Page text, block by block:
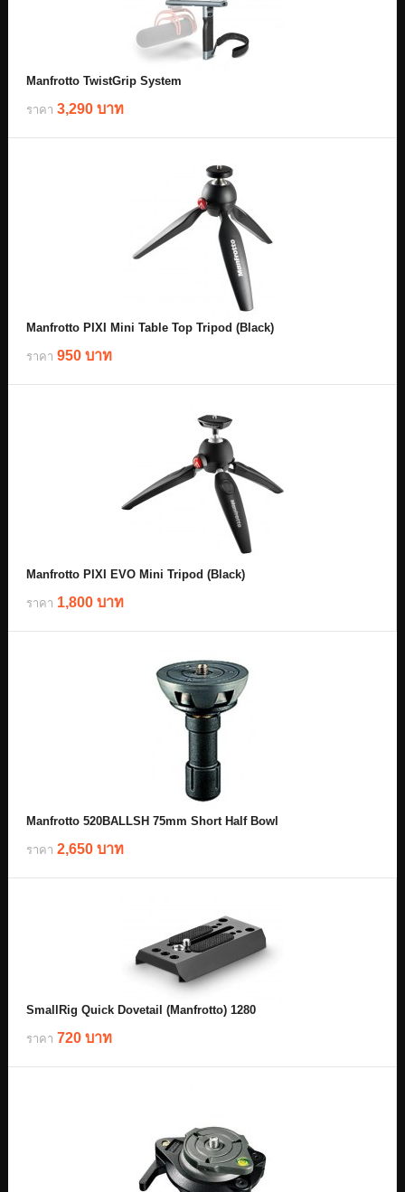
Manfrotto TwistGrip System
ราคา 3,290 บาท
Manfrotto PIXI Mini Table Top Tripod (Black)
ราคา 950 บาท
Manfrotto PIXI EVO Mini Tripod (Black)
ราคา 1,800 บาท
Manfrotto 520BALLSH 75mm Short Half Bowl
ราคา 2,650 บาท
SmallRig Quick Dovetail (Manfrotto) 1280
ราคา 720 บาท